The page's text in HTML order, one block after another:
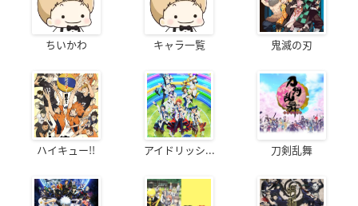
ちいかわ キャラ一覧 鬼滅の刃
ハイキュー!! アイドリッシ... 刀剣乱舞